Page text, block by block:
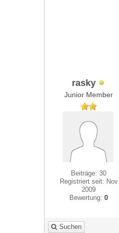
rasky
Junior Member
Beiträge: 30
Registriert seit: Nov
2009
Bewertung:0
Suchen